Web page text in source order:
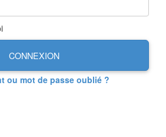
CONNEXION
ou mot de passe oublié ?